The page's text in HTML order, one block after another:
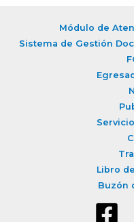
Módulo de
Sistema de Gestión
Libro
Buzón